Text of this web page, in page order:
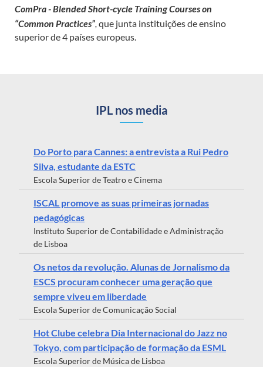
ComPra - Blended Short-cycle Training Courses on
“Common Practices”, que junta instituições de ensino
superior de 4 países europeus.
IPL nos media
Do Porto para Cannes: a entrevista a Rui Pedro
Silva, estudante da ESTC
Escola Superior de Teatro e Cinema
ISCAL promove as suas primeiras jornadas
pedagógicas
Instituto Superior de Contabilidade e Administração
de Lisboa
Os netos da revolução. Alunas de Jornalismo da
ESCS procuram conhecer uma geração que
sempre viveu em liberdade
Escola Superior de Comunicação Social
Hot Clube celebra Dia Internacional do Jazz no
Tokyo, com participação de formação da ESML
Escola Superior de Música de Lisboa